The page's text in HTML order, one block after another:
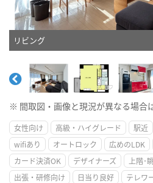
リビング
※ 間取図・画像と現況が異なる場合
女性向け 高級・ハイグレード 駅近
wifiあり
オートロック 広めのLDK
カード決済OK
デザイナーズ 上階･
出張・研修向け
日当り良好 テレワ